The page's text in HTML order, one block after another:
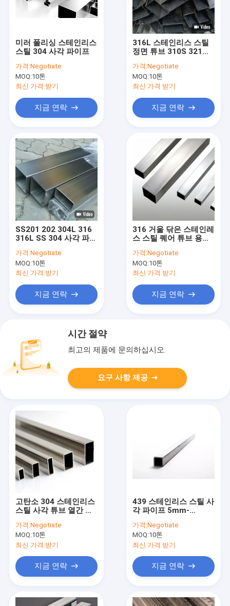
미러 폴리싱 스테인리스
스틸 304 사각 파이프
가격:Negotiate
MOQ:10톤
최신 가격 받기
지금 연락
316L 스테인리스 스틸
정면 튜브 310S 321
가격:Negotiate
MOQ:10톤
최신 가격 받기
지금 연락
SS201 202 304L 316
316L SS 304 사각 파이
150mm
가격:Negotiate
MOQ:10톤
최신 가격 받기
지금 연락
316 거울 닦은 스테인레
스 스틸 퀘어 튜브 용접
가격:Negotiate
MOQ:10톤
최신 가격 받기
지금 연락
시간 절약
최고의 제품에 문의하십시오.
요구 사항 제공
고탄소 304 스테인리스
스틸 사각 튜브 열간 압
가격:Negotiate
MOQ:10톤
최신 가격 받기
지금 연락
439 스테인리스 스틸 사
각 파이프 5mm-
150mm SS304
가격:Negotiate
MOQ:10톤
최신 가격 받기
지금 연락